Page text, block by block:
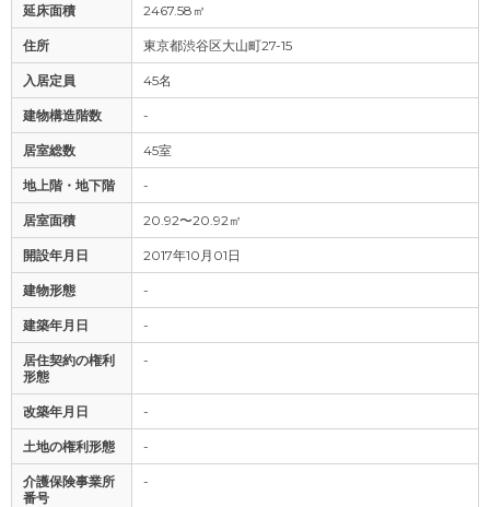
延床面積 2467.58㎡
住所 東京都渋谷区大山町27-15
入居定員 45名
建物構造階数 -
居室総数 45室
地上階・地下階 -
居室面積 20.92〜20.92㎡
開設年月日 2017年10月01日
建物形態 -
建築年月日 -
居住契約の権利
形態
-
改築年月日 -
土地の権利形態 -
介護保険事業所
番号
-